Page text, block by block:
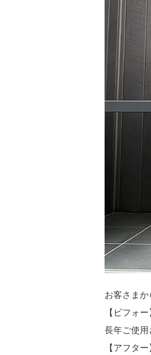
お客さまか
【ビフォー
長年ご使用
【アフター